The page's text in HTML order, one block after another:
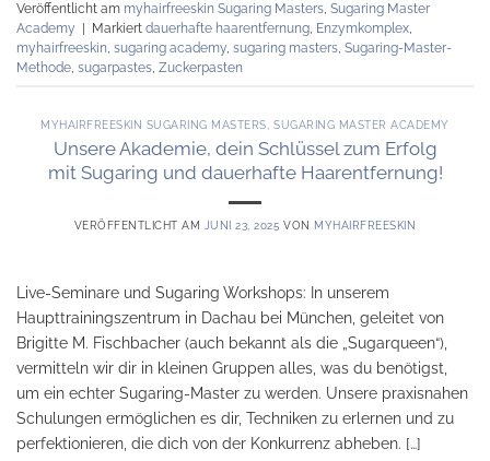
Veröffentlicht am myhairfreeskin Sugaring Masters, Sugaring Master
Academy
Markiert dauerhafte haarentfernung, Enzymkomplex,
myhairfreeskin, sugaring academy, sugaring masters, Sugaring-Master-
Methode, sugarpastes, Zuckerpasten
MYHAIRFREESKIN SUGARING MASTERS,SUGARING MASTER ACADEMY
Unsere Akademie, dein Schlüssel zum Erfolg
mit Sugaring und dauerhafte Haarentfernung!
VERÖFFENTLICHT AM JUNI 23, 2025 VON MYHAIRFREESKIN
Live-Seminare und Sugaring Workshops: In unserem
Haupttrainingszentrum in Dachau bei München, geleitet von
Brigitte M. Fischbacher (auch bekannt als die „Sugarqueen“),
vermitteln wir dir in kleinen Gruppen alles, was du benötigst,
um ein echter Sugaring-Master zu werden. Unsere praxisnahen
Schulungen ermöglichen es dir, Techniken zu erlernen und zu
perfektionieren, die dich von der Konkurrenz abheben. […]